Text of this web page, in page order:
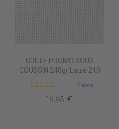
GRILLE PROMO SOUS
COUSSIN 240gr Laize 210
1 avis
19,98 €